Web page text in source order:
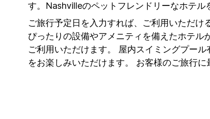
す。Nashvilleのペットフレンドリーなホテル
ご旅行予定日を入力すれば、ご利用いただ
ぴったりの設備やアメニティを備えたホテル
ご利用いただけます。 屋内スイミングプー
をお楽しみいただけます。 お客様のご旅行